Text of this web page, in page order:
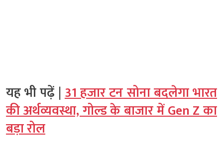
यह भी पढ़ें |31 हजार टन सोना बदलेगा भारत
की अर्थव्यवस्था, गोल्ड के बाजार में Gen Z का
बड़ा रोल